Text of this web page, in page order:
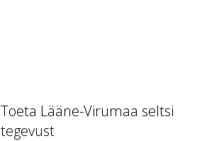
Toeta Lääne-Virumaa seltsi
tegevust